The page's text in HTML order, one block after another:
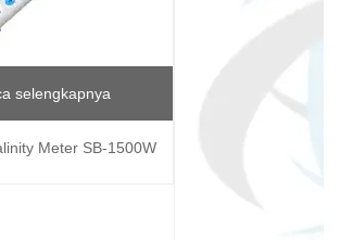
selengkapnya
Meter SB-1500W